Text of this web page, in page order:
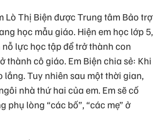
Lò Thị Biện được Trung tâm Bảo trợ
học mẫu giáo. Hiện em học lớp 5,
lực học tập để trở thành con
cô giáo. Em Biện chia sẻ: Khi
Tuy nhiên sau một thời gian,
nhà thứ hai của em. Em sẽ cố
lòng “các bố”, “các mẹ” ở